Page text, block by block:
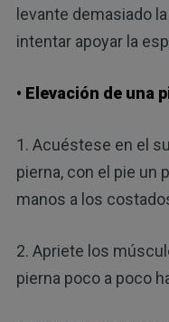
levante demasiado
intentar apoyar la
• Elevación de una
1. Acuéstese en el
pierna, con el pie un
manos a los
2. Apriete los
pierna poco a poco